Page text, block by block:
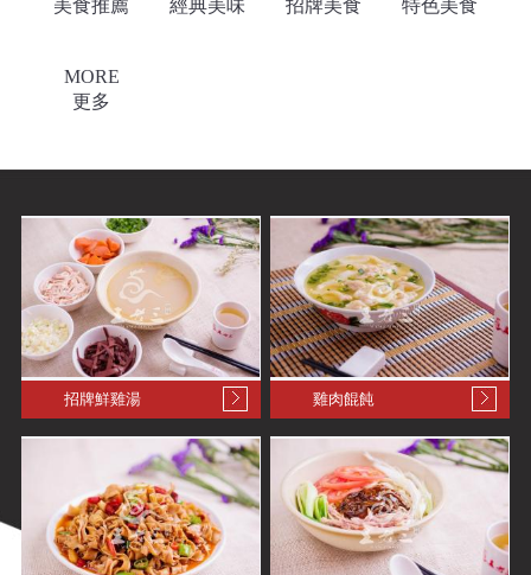
美食推薦
經典美味
招牌美食
特色美食
MORE
更多
招牌鮮雞湯 雞肉餛飩